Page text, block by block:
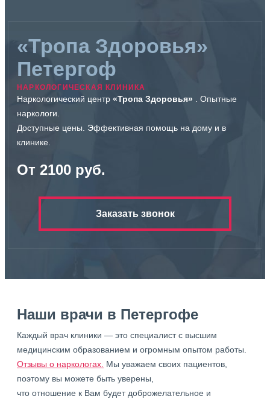
«Тропа Здоровья»
Петергоф
НАРКОЛОГИЧЕСКАЯ КЛИНИКА
Наркологический центр «Тропа Здоровья» . Опытные
наркологи.
Доступные цены. Эффективная помощь на дому и в
клинике.
От 2100 руб.
Заказать звонок
Наши врачи в Петергофе
Каждый врач клиники — это специалист с высшим
медицинским образованием и огромным опытом работы.
Отзывы о наркологах. Мы уважаем своих пациентов,
поэтому вы можете быть уверены,
что отношение к Вам будет доброжелательное и